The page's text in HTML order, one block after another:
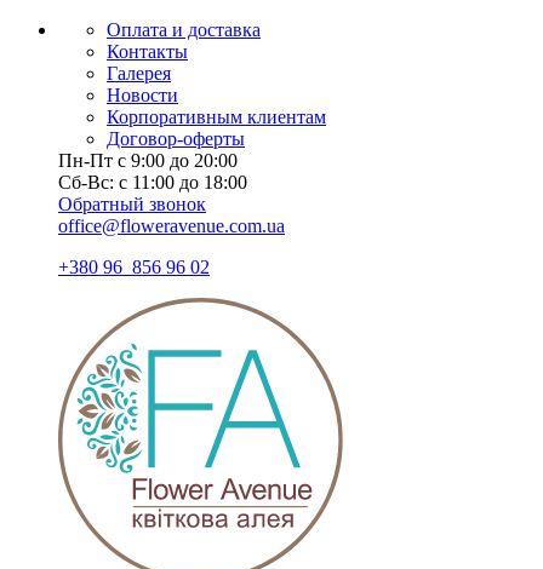
Оплата и доставка
Контакты
Галерея
Новости
Корпоративным клиентам
Договор-оферты
Пн-Пт с 9:00 до 20:00
Сб-Вс: с 11:00 до 18:00
Обратный звонок
office@floweravenue.com.ua
+380 96 856 96 02